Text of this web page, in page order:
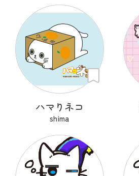
ハマりネコ
shima